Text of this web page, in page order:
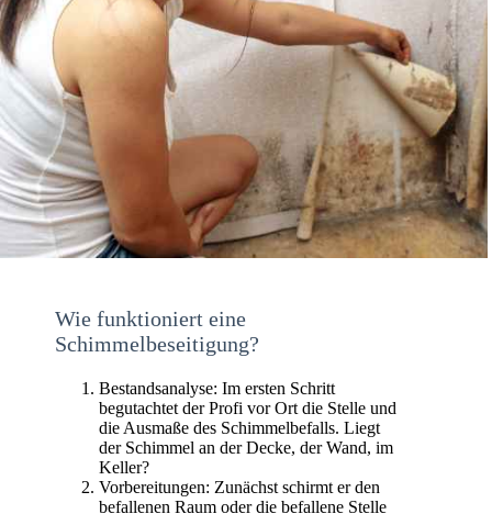
Wie funktioniert eine
Schimmelbeseitigung?
Bestandsanalyse: Im ersten Schritt
begutachtet der Profi vor Ort die Stelle und
die Ausmaße des Schimmelbefalls. Liegt
der Schimmel an der Decke, der Wand, im
Keller?
Vorbereitungen: Zunächst schirmt er den
befallenen Raum oder die befallene Stelle